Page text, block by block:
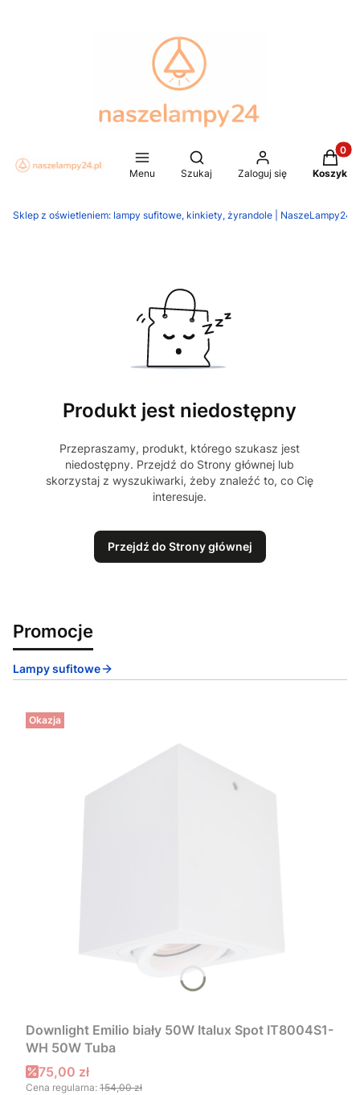
Menu
Otwórz wyszukiwarkę
Szukaj Zaloguj się Koszyk
Sklep z oświetleniem: lampy sufitowe, kinkiety, żyrandole |
Produkt jest niedostępny
Przepraszamy, produkt, którego szukasz jest
niedostępny. Przejdź do Strony głównej lub
skorzystaj z wyszukiwarki, żeby znaleźć to, co Cię
interesuje.
Przejdź do Strony głównej
Promocje
Lampy sufitowe
Okazja
Downlight Emilio biały 50W Italux Spot IT8004S1-
WH 50W Tuba
Cena promocyjna
75,00 zł
Cena regularna: 154,00 zł